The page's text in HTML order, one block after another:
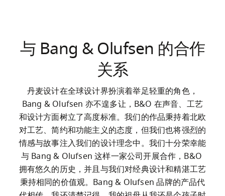
与 Bang & Olufsen 的合作
关系
丹麦设计在全球设计界扮演着举足轻重的角色，
Bang & Olufsen 亦不遑多让，B&O 在声音、工艺
和设计方面树立了高度标准。我们的作品秉持着北欧
对工艺、简约和功能主义的态度，但我们也将强烈的
情感与故事注入我们的设计理念中。我们十分荣幸能
与 Bang & Olufsen 这样一家公司开展合作，B&O
拥有悠久的历史，并且与我们对经典设计和精湛工艺
秉持相同的价值观。Bang & Olufsen 品牌的产品代